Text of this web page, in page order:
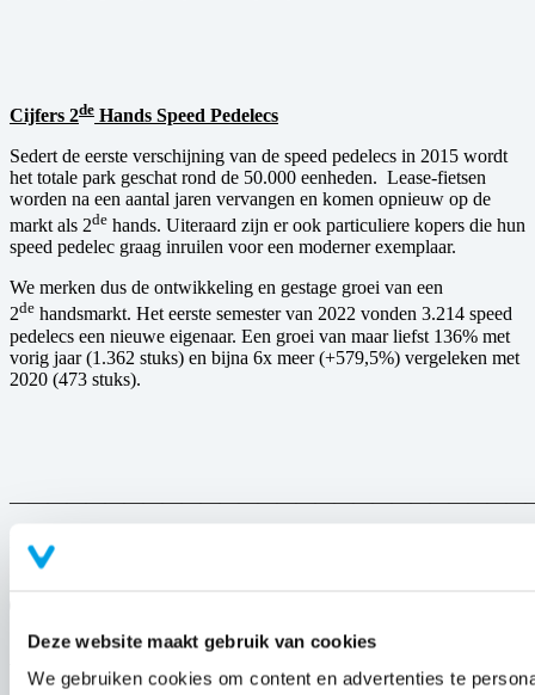
Deze website maakt gebruik van cookies
We gebruiken cookies om content en advertenties te
Cijfers 2de Hands Speed Pedelecs
Sedert de eerste verschijning van de speed pedelecs in 2015 wordt
het totale park geschat rond de 50.000 eenheden. Lease-fietsen
worden na een aantal jaren vervangen en komen opnieuw op de
markt als 2de hands. Uiteraard zijn er ook particuliere kopers die hun
speed pedelec graag inruilen voor een moderner exemplaar.
We merken dus de ontwikkeling en gestage groei van een
2de handsmarkt. Het eerste semester van 2022 vonden 3.214 speed
pedelecs een nieuwe eigenaar. Een groei van maar liefst 136% met
vorig jaar (1.362 stuks) en bijna 6x meer (+579,5%) vergeleken met
2020 (473 stuks).
Brussel, 4 augustus 2022
Aanverwant